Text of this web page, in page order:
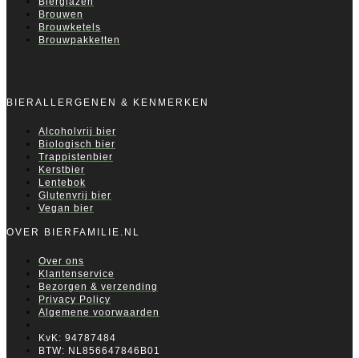
Brouwen
Brouwketels
Brouwpakketten
BIERALLERGENEN & KENMERKEN
Alcoholvrij bier
Biologisch bier
Trappistenbier
Kerstbier
Lentebok
Glutenvrij bier
Vegan bier
OVER BIERFAMILIE.NL
Over ons
Klantenservice
Bezorgen & verzending
Privacy Policy
Algemene voorwaarden
KvK: 94787484
BTW: NL856647846B01